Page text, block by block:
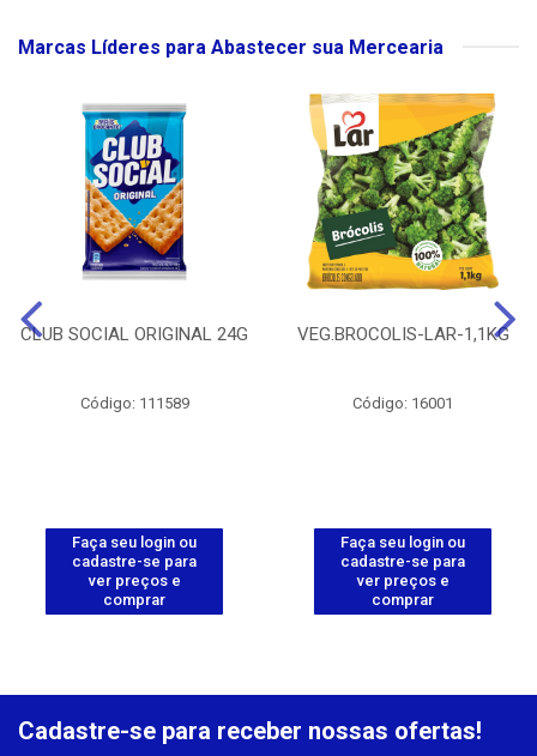
Marcas Líderes para Abastecer sua Mercearia
CLUB SOCIAL ORIGINAL 24G
Código: 111589
Faça seu login ou
cadastre-se para
ver preços e
comprar
VEG.BROCOLIS-LAR-1,1KG
Código: 16001
Faça seu login ou
cadastre-se para
ver preços e
comprar
Cadastre-se para receber nossas ofertas!